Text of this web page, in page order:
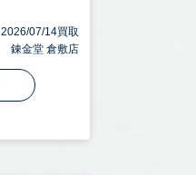
2026/07/14買取
錬金堂 倉敷店